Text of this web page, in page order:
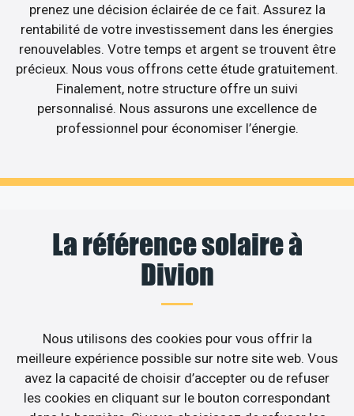
prenez une décision éclairée de ce fait. Assurez la
rentabilité de votre investissement dans les énergies
renouvelables. Votre temps et argent se trouvent être
précieux. Nous vous offrons cette étude gratuitement.
Finalement, notre structure offre un suivi
personnalisé. Nous assurons une excellence de
professionnel pour économiser l’énergie.
La référence solaire à
Divion
Nous utilisons des cookies pour vous offrir la
meilleure expérience possible sur notre site web. Vous
avez la capacité de choisir d’accepter ou de refuser
les cookies en cliquant sur le bouton correspondant